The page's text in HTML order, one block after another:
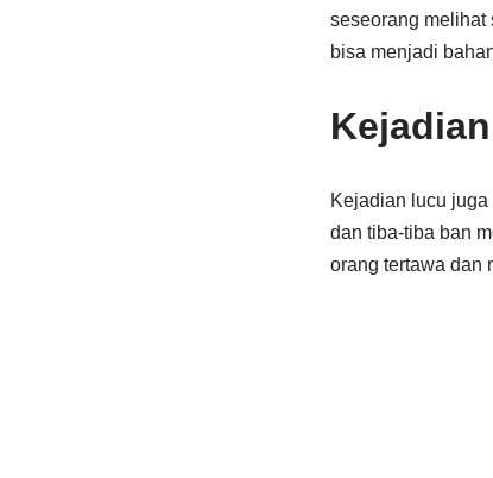
seseorang melihat
bisa menjadi
Kejadian lucu
dan tiba-tiba ban
orang tertawa dan